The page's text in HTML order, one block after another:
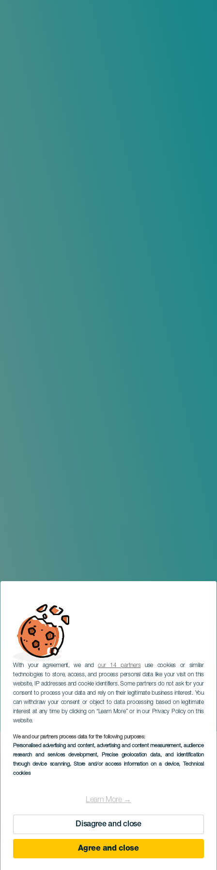
With your agreement, we andour 14 partnersuse cookies or similar
technologies to store, access, and process personal data like your visit on this
website, IP addresses and cookie identifiers. Some partners do not ask for your
consent to process your data and rely on their legitimate business interest. You
can withdraw your consent or object to data processing based on legitimate
interest at any time by clicking on “Learn More” or in our Privacy Policy on this
website.
We and our partners process data for the following purposes:
Personalised advertising and content, advertising and content measurement, audience
research and services development, Precise geolocation data, and identification
through device scanning, Store and/or access information on a device, Technical
cookies
Learn More →
Disagree and close
Agree and close
Odpolední setkání v El Pris
TENERIFE
Imagen
Listado